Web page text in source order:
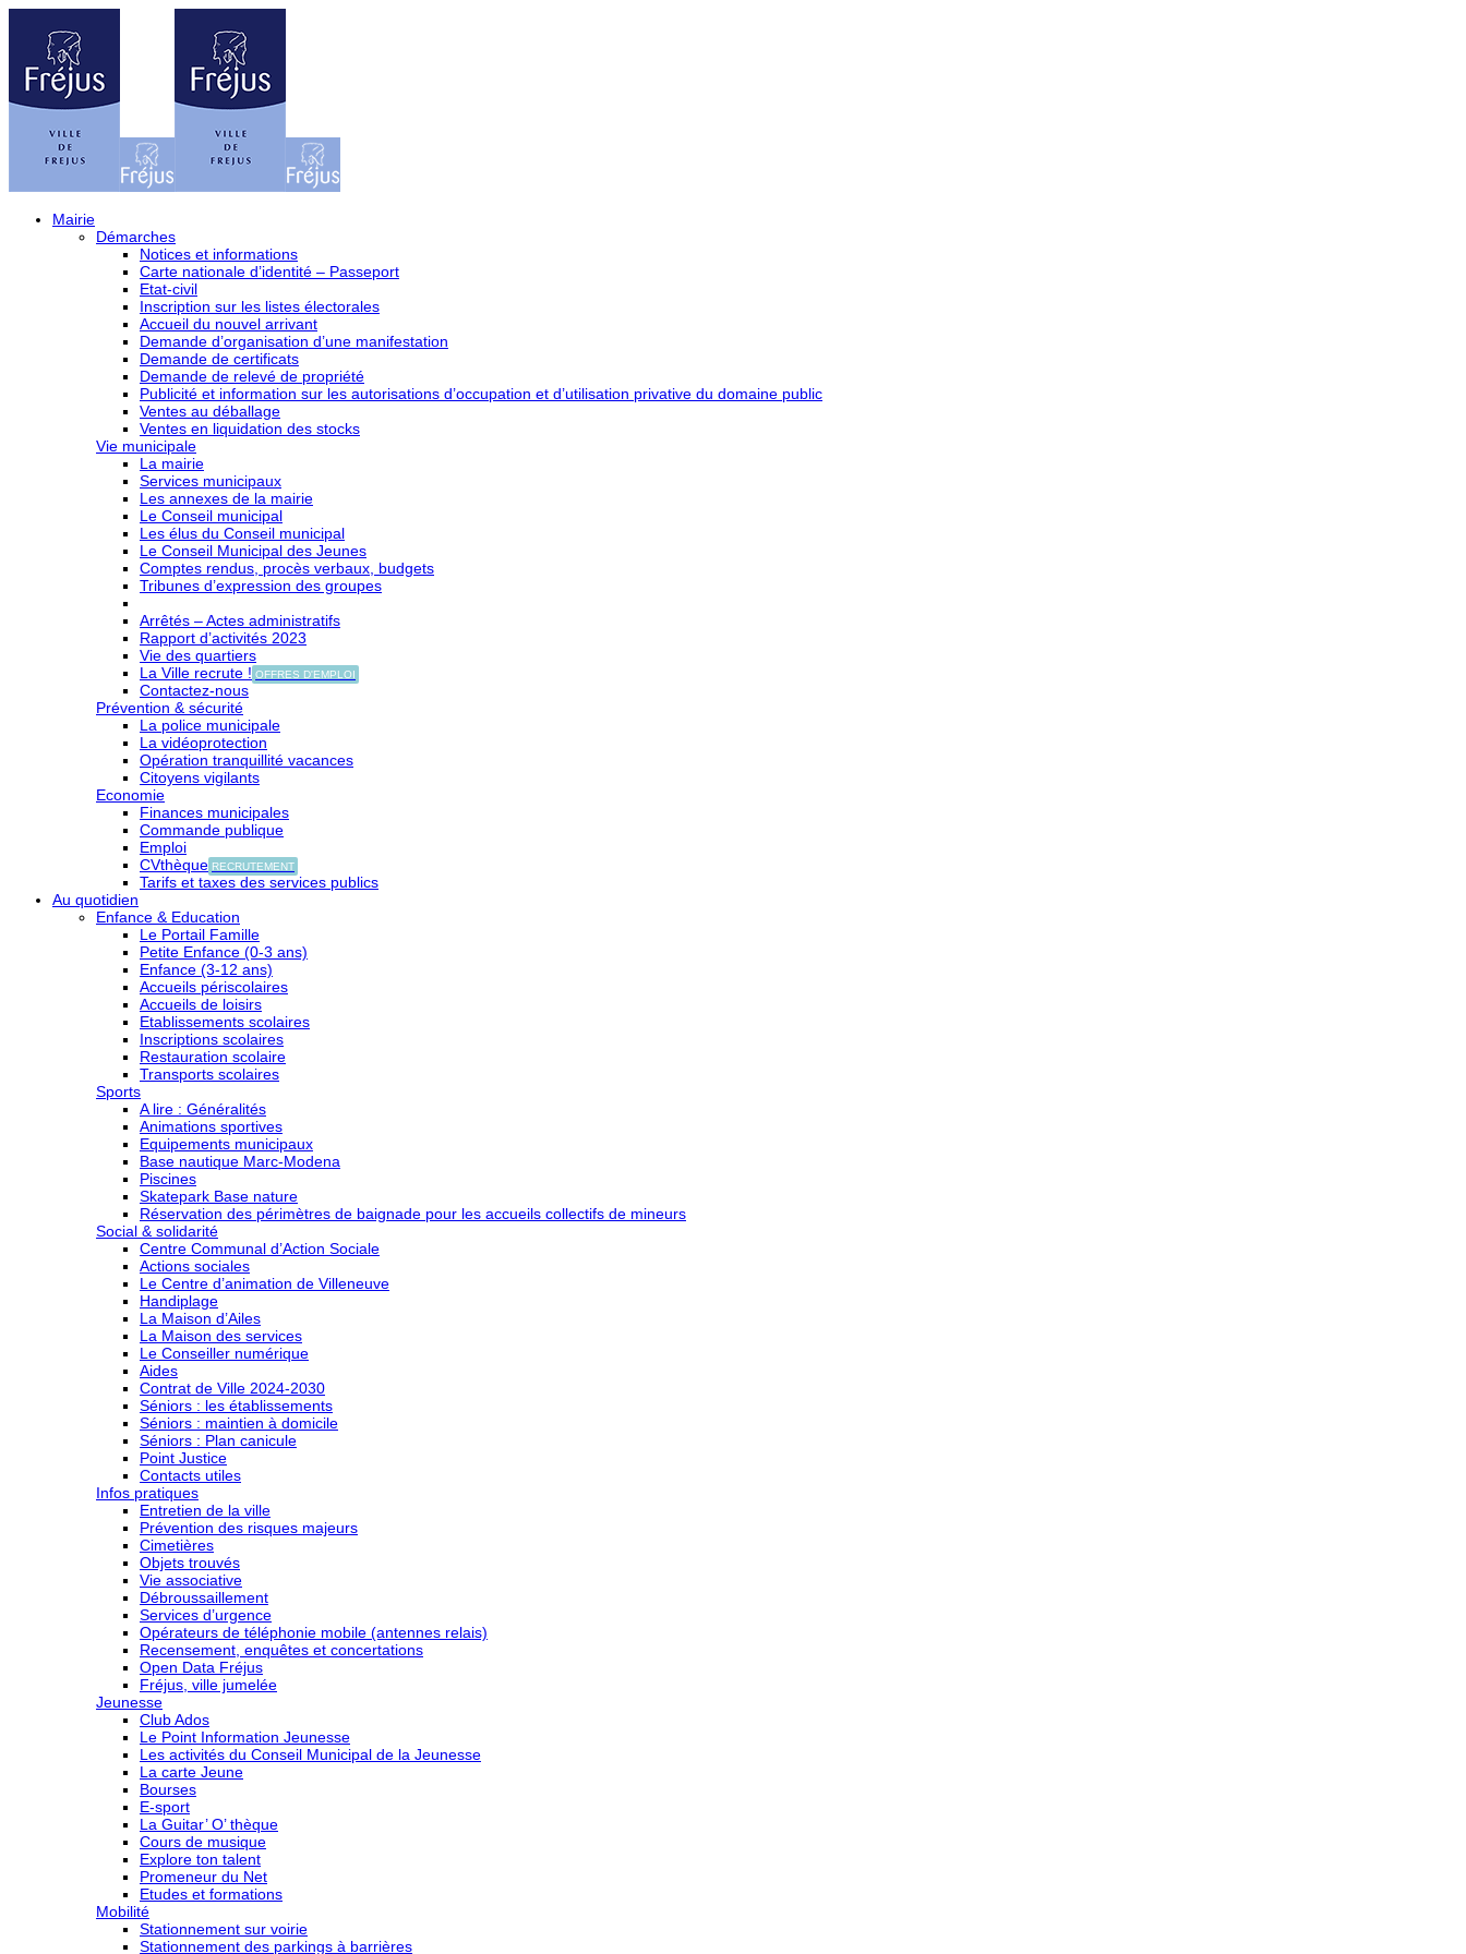
Mairie
Démarches
Notices et informations
Carte nationale d’identité – Passeport
Etat-civil
Inscription sur les listes électorales
Accueil du nouvel arrivant
Demande d’organisation d’une manifestation
Demande de certificats
Demande de relevé de propriété
Publicité et information sur les autorisations d’occupation et d’utilisation privative du domaine public
Ventes au déballage
Ventes en liquidation des stocks
Vie municipale
La mairie
Services municipaux
Les annexes de la mairie
Le Conseil municipal
Les élus du Conseil municipal
Le Conseil Municipal des Jeunes
Comptes rendus, procès verbaux, budgets
Tribunes d’expression des groupes
Arrêtés – Actes administratifs
Rapport d’activités 2023
Vie des quartiers
La Ville recrute ! OFFRES D'EMPLOI
Contactez-nous
Prévention & sécurité
La police municipale
La vidéoprotection
Opération tranquillité vacances
Citoyens vigilants
Economie
Finances municipales
Commande publique
Emploi
CVthèque RECRUTEMENT
Tarifs et taxes des services publics
Au quotidien
Enfance & Education
Le Portail Famille
Petite Enfance (0-3 ans)
Enfance (3-12 ans)
Accueils périscolaires
Accueils de loisirs
Etablissements scolaires
Inscriptions scolaires
Restauration scolaire
Transports scolaires
Sports
A lire : Généralités
Animations sportives
Equipements municipaux
Base nautique Marc-Modena
Piscines
Skatepark Base nature
Réservation des périmètres de baignade pour les accueils collectifs de mineurs
Social & solidarité
Centre Communal d’Action Sociale
Actions sociales
Le Centre d’animation de Villeneuve
Handiplage
La Maison d’Ailes
La Maison des services
Le Conseiller numérique
Aides
Contrat de Ville 2024-2030
Séniors : les établissements
Séniors : maintien à domicile
Séniors : Plan canicule
Point Justice
Contacts utiles
Infos pratiques
Entretien de la ville
Prévention des risques majeurs
Cimetières
Objets trouvés
Vie associative
Débroussaillement
Services d’urgence
Opérateurs de téléphonie mobile (antennes relais)
Recensement, enquêtes et concertations
Open Data Fréjus
Fréjus, ville jumelée
Jeunesse
Club Ados
Le Point Information Jeunesse
Les activités du Conseil Municipal de la Jeunesse
La carte Jeune
Bourses
E-sport
La Guitar’ O’ thèque
Cours de musique
Explore ton talent
Promeneur du Net
Etudes et formations
Mobilité
Stationnement sur voirie
Stationnement des parkings à barrières